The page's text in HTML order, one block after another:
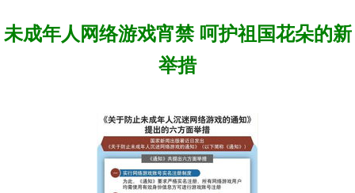
未成年人网络游戏宵禁 呵护祖国花朵的新
举措